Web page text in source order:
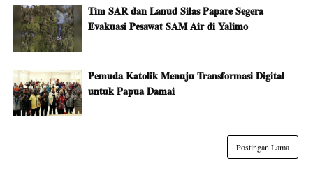
Tim SAR dan Lanud Silas Papare Segera
Evakuasi Pesawat SAM Air di Yalimo
Pemuda Katolik Menuju Transformasi Digital
untuk Papua Damai
Postingan Lama